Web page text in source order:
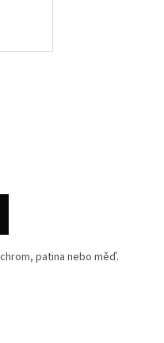
patina nebo měď.